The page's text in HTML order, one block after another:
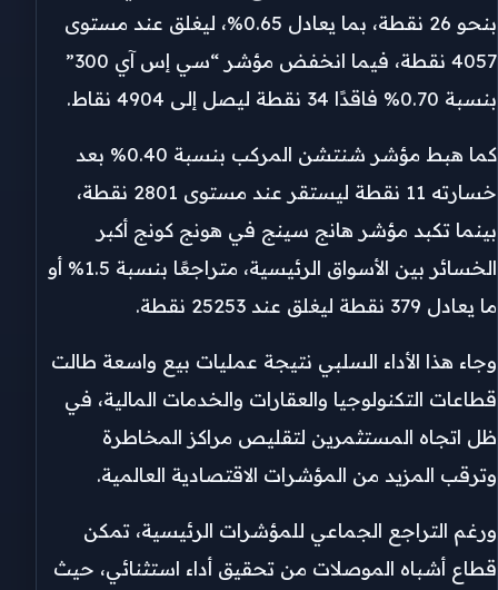
بنحو 26 نقطة، بما يعادل 0.65%، ليغلق عند مستوى
4057 نقطة، فيما انخفض مؤشر “سي إس آي 300”
بنسبة 0.70% فاقدًا 34 نقطة ليصل إلى 4904 نقاط.
كما هبط مؤشر شنتشن المركب بنسبة 0.40% بعد
خسارته 11 نقطة ليستقر عند مستوى 2801 نقطة،
بينما تكبد مؤشر هانج سينج في هونج كونج أكبر
الخسائر بين الأسواق الرئيسية، متراجعًا بنسبة 1.5% أو
ما يعادل 379 نقطة ليغلق عند 25253 نقطة.
وجاء هذا الأداء السلبي نتيجة عمليات بيع واسعة طالت
قطاعات التكنولوجيا والعقارات والخدمات المالية، في
ظل اتجاه المستثمرين لتقليص مراكز المخاطرة
وترقب المزيد من المؤشرات الاقتصادية العالمية.
ورغم التراجع الجماعي للمؤشرات الرئيسية، تمكن
قطاع أشباه الموصلات من تحقيق أداء استثنائي، حيث